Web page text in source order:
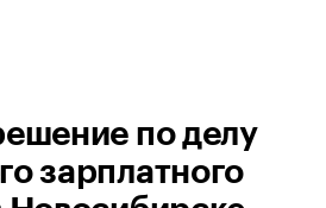
по делу
зарплатного